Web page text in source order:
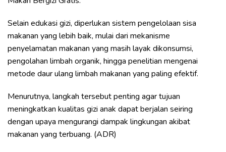
Selain edukasi gizi, diperlukan sistem pengelolaan sisa
makanan yang lebih baik, mulai dari mekanisme
penyelamatan makanan yang masih layak dikonsumsi,
pengolahan limbah organik, hingga penelitian mengenai
metode daur ulang limbah makanan yang paling efektif.
Menurutnya, langkah tersebut penting agar tujuan
meningkatkan kualitas gizi anak dapat berjalan seiring
dengan upaya mengurangi dampak lingkungan akibat
makanan yang terbuang. (ADR)